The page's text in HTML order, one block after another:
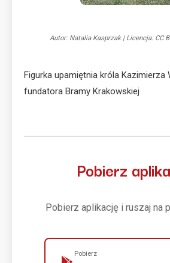
Autor: Natalia Kasprzak| Licencja: CC
Figurka upamiętnia króla Kazimierza
fundatora Bramy Krakowskiej
Pobierz
Pobierz aplikację i ruszaj na
Pobierz